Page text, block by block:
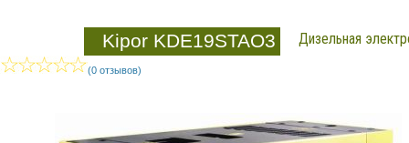
Kipor KDE19STAO3 Дизельная
(0 отзывов)